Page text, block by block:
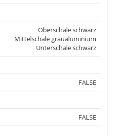
Oberschale schwarz
Mittelschale graualuminium
Unterschale schwarz
FALSE
FALSE